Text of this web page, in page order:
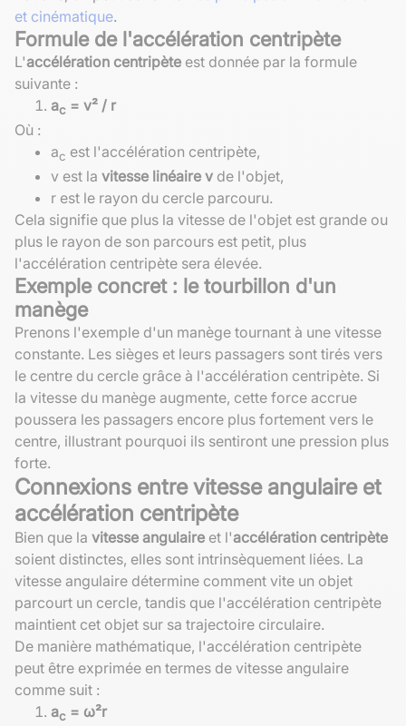
et cinématique.
Formule de l'accélération centripète
L'accélération centripète est donnée par la formule
suivante :
ac = v² / r
Où :
ac est l'accélération centripète,
v est la vitesse linéaire v de l'objet,
r est le rayon du cercle parcouru.
Cela signifie que plus la vitesse de l'objet est grande ou
plus le rayon de son parcours est petit, plus
l'accélération centripète sera élevée.
Exemple concret : le tourbillon d'un
manège
Prenons l'exemple d'un manège tournant à une vitesse
constante. Les sièges et leurs passagers sont tirés vers
le centre du cercle grâce à l'accélération centripète. Si
la vitesse du manège augmente, cette force accrue
poussera les passagers encore plus fortement vers le
centre, illustrant pourquoi ils sentiront une pression plus
forte.
Connexions entre vitesse angulaire et
accélération centripète
Bien que la vitesse angulaire et l'accélération centripète
soient distinctes, elles sont intrinsèquement liées. La
vitesse angulaire détermine comment vite un objet
parcourt un cercle, tandis que l'accélération centripète
maintient cet objet sur sa trajectoire circulaire.
De manière mathématique, l'accélération centripète
peut être exprimée en termes de vitesse angulaire
comme suit :
ac = ω²r